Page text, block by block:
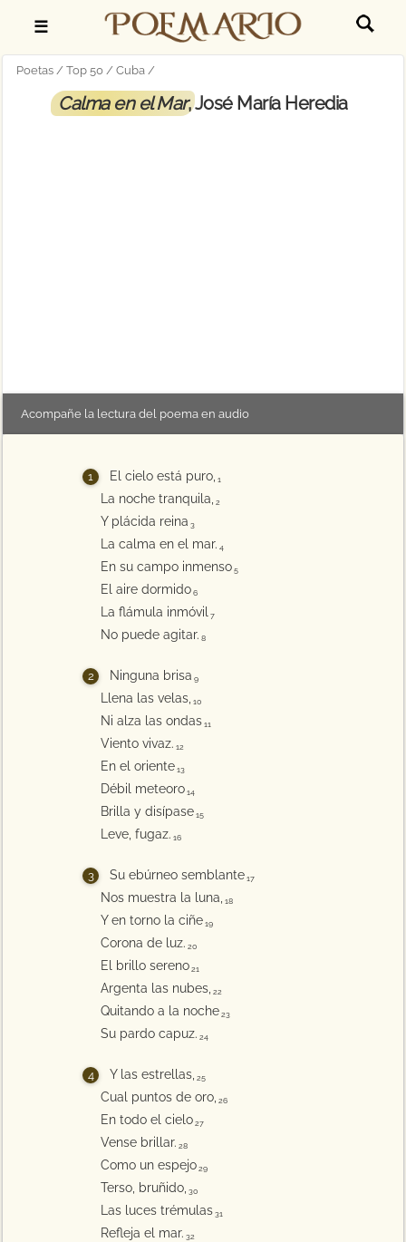
☰
Poetas Top 50 Cuba
Calma en el Mar, José María Heredia
Acompañe la lectura del poema en audio
El cielo está puro, 1
La noche tranquila, 2
Y plácida reina 3
La calma en el mar. 4
En su campo inmenso 5
El aire dormido 6
La flámula inmóvil 7
No puede agitar. 8
Ninguna brisa 9
Llena las velas, 10
Ni alza las ondas 11
Viento vivaz. 12
En el oriente 13
Débil meteoro 14
Brilla y disípase 15
Leve, fugaz. 16
Su ebúrneo semblante 17
Nos muestra la luna, 18
Y en torno la ciñe 19
Corona de luz. 20
El brillo sereno 21
Argenta las nubes, 22
Quitando a la noche 23
Su pardo capuz. 24
Y las estrellas, 25
Cual puntos de oro, 26
En todo el cielo 27
Vense brillar. 28
Como un espejo 29
Terso, bruñido, 30
Las luces trémulas 31
Refleja el mar. 32